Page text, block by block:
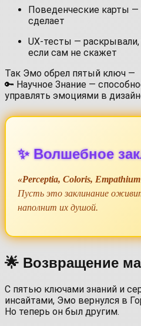
Поведенческие карты —
сделает
UX-тесты —
если сам не скажет
Так Эмо обрел пятый ключ —
🔑 Научное Знание —
управлять эмоциями в
✨ Волшебное
«Perceptia, Coloris,
Пусть это заклинание
наполнит их душой.
🌟 Возвращение
С пятью ключами знаний и
инсайтами, Эмо вернулся в
Но теперь он был другим.